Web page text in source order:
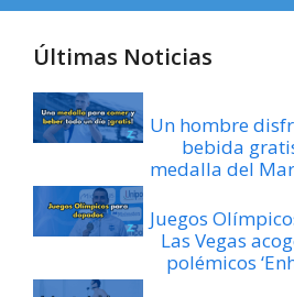
Últimas Noticias
Un hombre
bebida
medalla del
Juegos
Las Vegas
polémicos